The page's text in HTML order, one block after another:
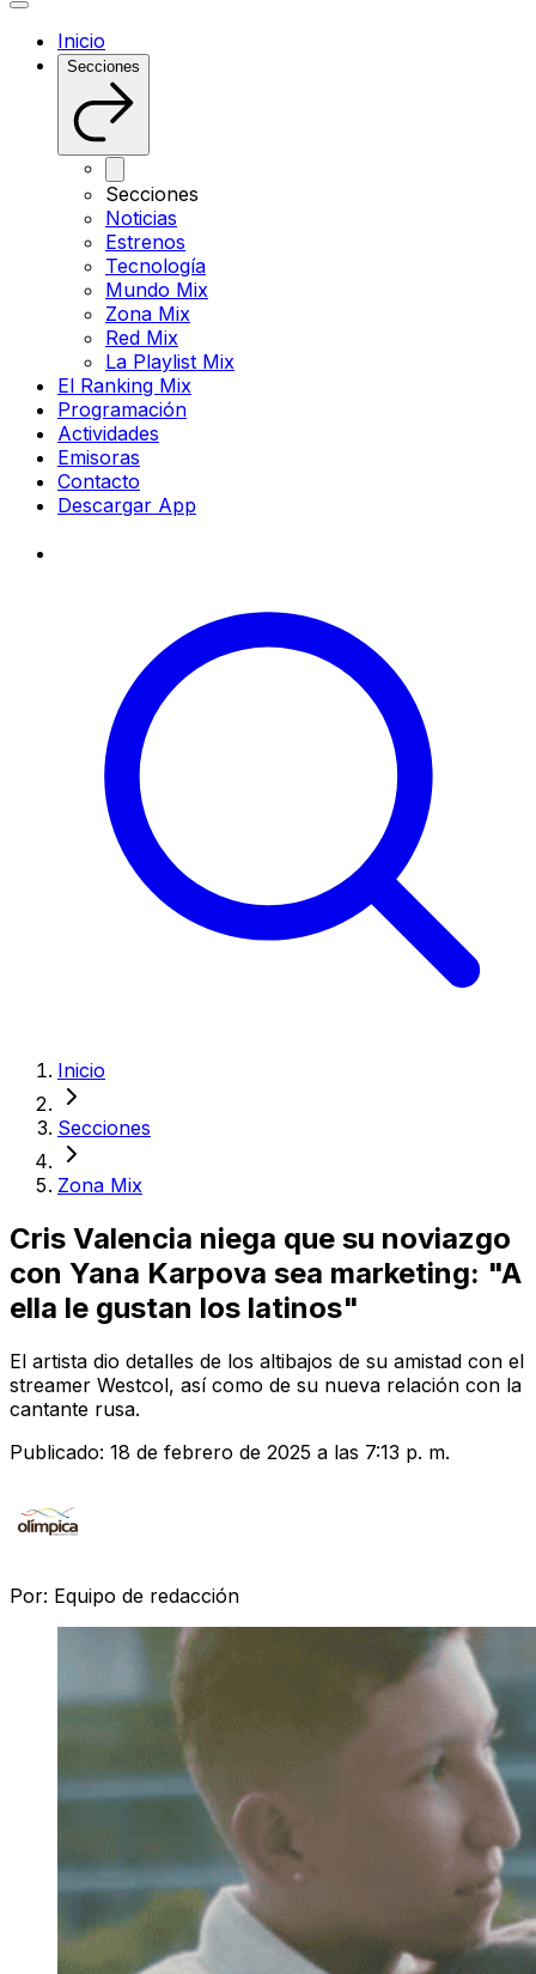
Inicio
Secciones
Secciones
Noticias
Estrenos
Tecnología
Mundo Mix
Zona Mix
Red Mix
La Playlist Mix
El Ranking Mix
Programación
Actividades
Emisoras
Contacto
Descargar App
Inicio
Secciones
Zona Mix
Cris Valencia niega que su noviazgo
con Yana Karpova sea marketing: "A
ella le gustan los latinos"
El artista dio detalles de los altibajos de su amistad con el
streamer Westcol, así como de su nueva relación con la
cantante rusa.
Publicado: 18 de febrero de 2025 a las 7:13 p. m.
Por: Equipo de redacción